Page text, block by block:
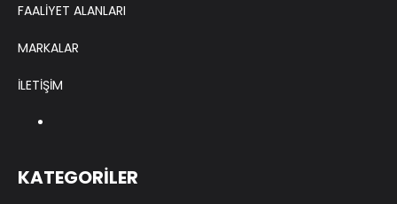
FAALİYET ALANLARI
MARKALAR
İLETİŞİM
KATEGORİLER